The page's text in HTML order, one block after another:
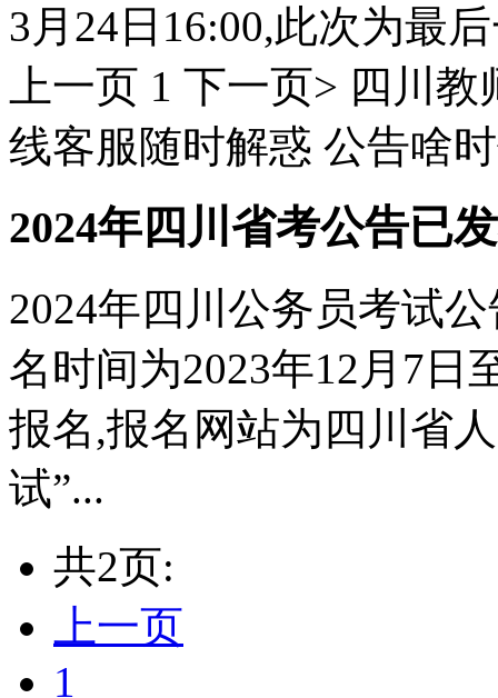
3月24日16:00,此次为最
上一页 1 下一页> 四川
线客服随时解惑 公告啥
2024年四川省考公告已
2024年四川公务员考试
名时间为2023年12月7日
报名,报名网站为四川省
试”...
共2页:
上一页
1